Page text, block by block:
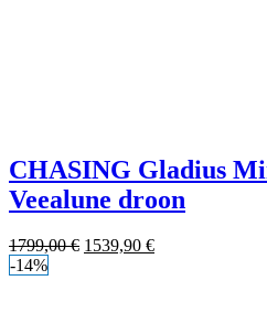
CHASING Gladius
Veealune droon
1799,00€ 1539,90 €
-14%